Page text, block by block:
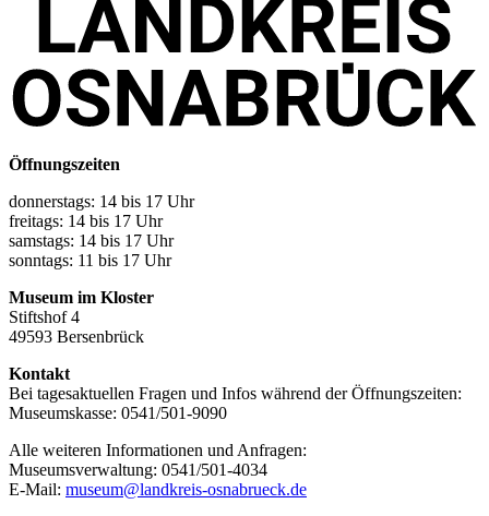
Öffnungszeiten
donnerstags: 14 bis 17 Uhr
freitags: 14 bis 17 Uhr
samstags: 14 bis 17 Uhr
sonntags: 11 bis 17 Uhr
Museum im Kloster
Stiftshof 4
49593 Bersenbrück
Kontakt
Bei tagesaktuellen Fragen und Infos während der Öffnungszeiten:
Museumskasse: 0541/501-9090
Alle weiteren Informationen und Anfragen:
Museumsverwaltung: 0541/501-4034
E-Mail: museum@landkreis-osnabrueck.de